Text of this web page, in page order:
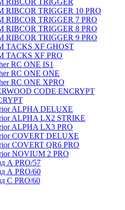
RIBCOR TRIGGER
RIBCOR TRIGGER 10 PRO
RIBCOR TRIGGER 7 PRO
RIBCOR TRIGGER 8 PRO
RIBCOR TRIGGER 9 PRO
TACKS XF GHOST
TACKS XF PRO
RC ONE IS1
RC ONE ONE
RC ONE XPRO
CODE ENCRYPT
ALPHA DELUXE
ALPHA LX2 STRIKE
ALPHA LX3 PRO
COVERT DELUXE
COVERT QR6 PRO
NOVIUM 2 PRO
А PRO/57
А PRO/60
С PRO/60